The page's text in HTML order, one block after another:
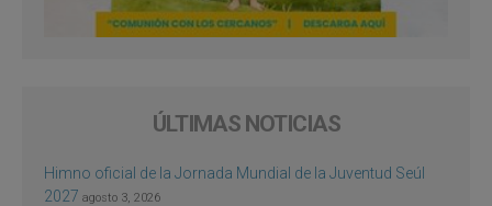
ÚLTIMAS NOTICIAS
Himno oficial de la Jornada Mundial de la Juventud Seúl
2027 agosto 3, 2026